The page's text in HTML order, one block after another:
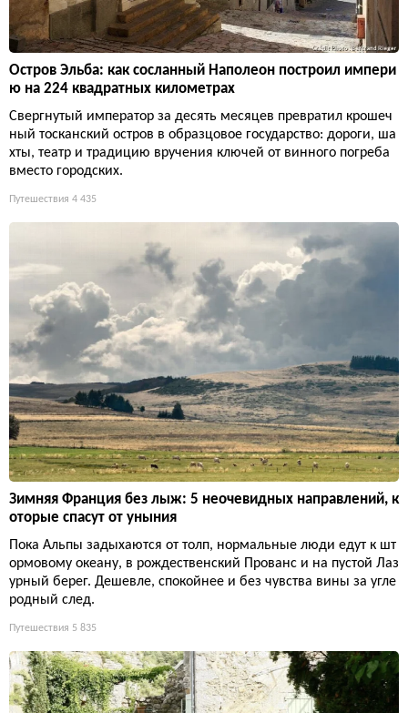
Остров Эльба: как сосланный Наполеон построил импери
ю на 224 квадратных километрах
Свергнутый император за десять месяцев превратил крошеч
ный тосканский остров в образцовое государство: дороги, ша
хты, театр и традицию вручения ключей от винного погреба
вместо городских.
Путешествия 4 435
Зимняя Франция без лыж: 5 неочевидных направлений, к
оторые спасут от уныния
Пока Альпы задыхаются от толп, нормальные люди едут к шт
ормовому океану, в рождественский Прованс и на пустой Лаз
урный берег. Дешевле, спокойнее и без чувства вины за угле
родный след.
Путешествия 5 835